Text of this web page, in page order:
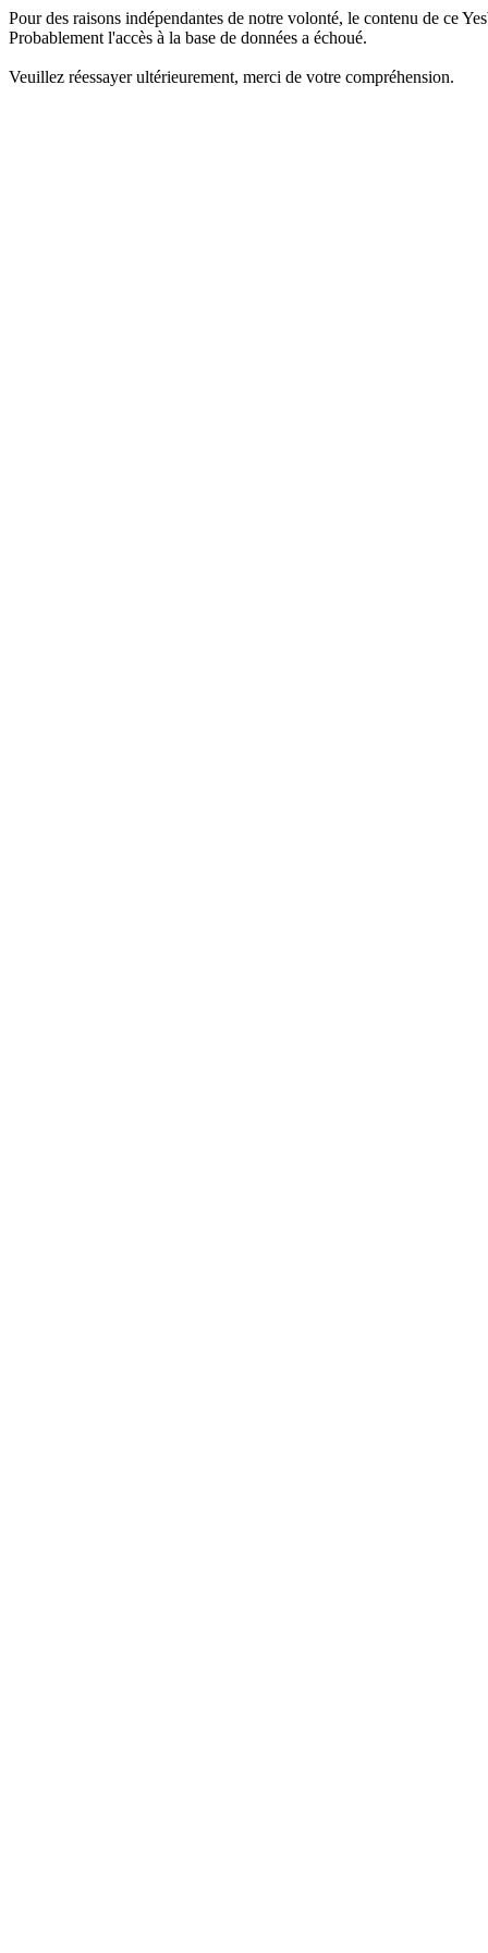
Pour des raisons indépendantes de notre volonté, le contenu de ce
Probablement l'accès à la base de données a échoué.
Veuillez réessayer ultérieurement, merci de votre compréhension.